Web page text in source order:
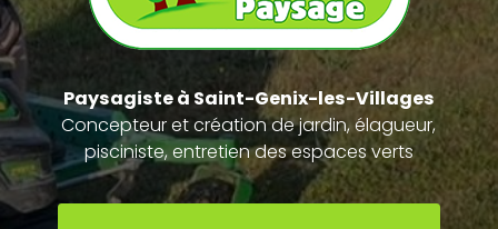
Paysagisteà Saint-Genix-les-Villages
Concepteur et création de jardin, élagueur,
pisciniste, entretien des espaces verts